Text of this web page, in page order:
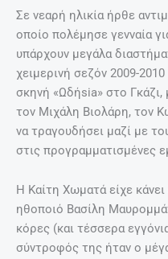
Σε νεαρή ηλικία ήρθε
οποίο πολέμησε γενναία
υπάρχουν μεγάλα
χειμερινή σεζόν 2009-
σκηνή «Ωδήsia» στο
τον Μιχάλη Βιολάρη, τον
να τραγουδήσει μαζί µε
στις προγραμματισμένες
Η Καίτη Χωματά είχε
ηθοποιό Βασίλη
κόρες (και τέσσερα
σύντροφός της ήταν ο